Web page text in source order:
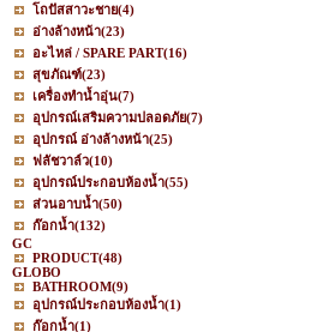
โถปัสสาวะชาย(4)
อ่างล้างหน้า(23)
อะไหล่ / SPARE PART(16)
สุขภัณฑ์(23)
เครื่องทำน้ำอุ่น(7)
อุปกรณ์เสริมความปลอดภัย(7)
อุปกรณ์ อ่างล้างหน้า(25)
ฟลัชวาล์ว(10)
อุปกรณ์ประกอบห้องน้ำ(55)
ส่วนอาบน้ำ(50)
ก๊อกน้ำ(132)
GC
PRODUCT(48)
GLOBO
BATHROOM(9)
อุปกรณ์ประกอบห้องน้ำ(1)
ก๊อกน้ำ(1)